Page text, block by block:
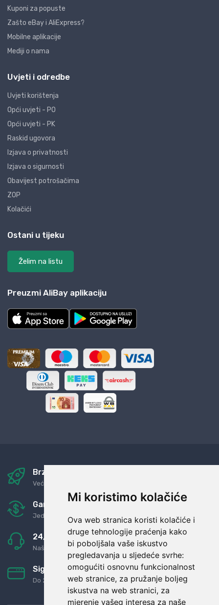
Mi koristimo kolačiće
Ova web stranica koristi kolačiće i
druge tehnologije praćenja kako
bi poboljšala vaše iskustvo
pregledavanja u sljedeće svrhe:
omogućiti osnovnu funkcionalnost
web stranice, za pružanje boljeg
iskustva na web stranici, za
mjerenje vašeg interesa za naše
Kuponi za popuste
Zašto eBay i AliExpress?
Mobilne aplikacije
Mediji o nama
Uvjeti i odredbe
Uvjeti korištenja
Opći uvjeti - PO
Opći uvjeti - PK
Raskid ugovora
Izjava o privatnosti
Izjava o sigurnosti
Obavijest potrošačima
ZOP
Kolačići
Ostani u tijeku
Želim na listu
Preuzmi AliBay aplikaciju
Brza i sigurna dostava
Već za nekoliko dana kod vas
Garancija u povrat novaca
Jednostavno pravilo: Roba za novac
24/7 odlična podrška
Naši agenti uvijek na raspolaganju
Sigurno obročno plaćanje
Do 24 rata bez kamata